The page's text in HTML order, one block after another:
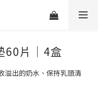
60片｜4盒
溢出的奶水、保持乳頭清